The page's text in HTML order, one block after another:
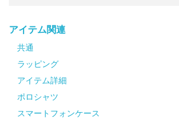
アイテム関連
共通
ラッピング
アイテム詳細
ポロシャツ
スマートフォンケース